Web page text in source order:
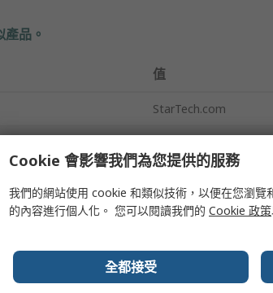
品。
值
StarTech.com
Hard Drive Mounting
Factor
225 x 125 x 20 mm
Cookie 會影響我們為您提供的服務
我們的網站使用 cookie 和類似技術，以便在您瀏覽
的內容進行個人化。 您可以閱讀我們的 Cookie 政策
全都接受